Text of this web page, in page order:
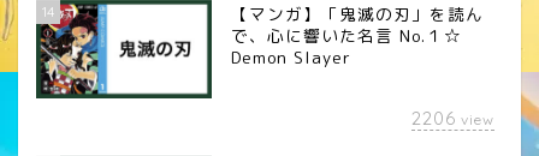
14
【マンガ】「鬼滅の刃」を読ん
で、心に響いた名言 No.１☆
Demon Slayer
2206 view